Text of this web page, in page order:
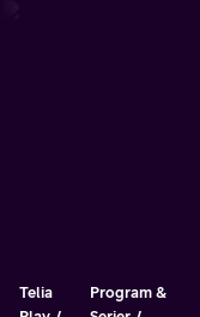
Telia
Program &